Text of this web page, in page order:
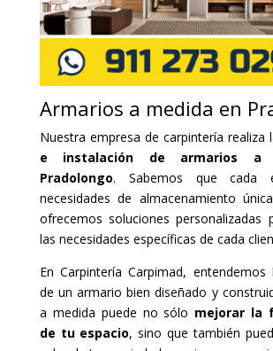
Armarios a medida en
Nuestra empresa de carpintería realiza
e instalación de armarios a
Pradolongo. Sabemos que cada
necesidades de almacenamiento
ofrecemos soluciones personalizadas
las necesidades específicas de cada
En Carpintería Carpimad,
de un armario bien diseñado y
a medida puede no sólo mejorar la
de tu espacio, sino que también